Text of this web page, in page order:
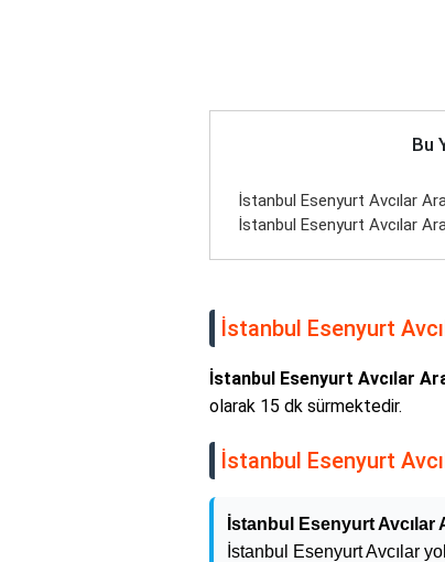
Bu
İstanbul Esenyurt Avcılar
İstanbul Esenyurt Avcılar
İstanbul Esenyurt
İstanbul Esenyurt Avcılar
olarak 15 dk sürmektedir.
İstanbul Esenyurt
İstanbul Esenyurt Avcılar
İstanbul Esenyurt Avcılar